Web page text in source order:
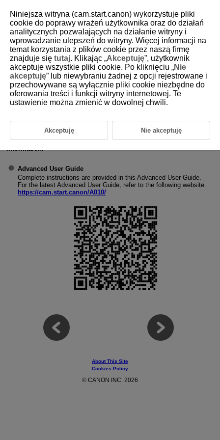
D412-003
Instruction Manuals
The included Instruction Manual provides basic product
information.
Advanced User Guide
Complete instructions are provided in this Advanced User Guide.
For the latest Advanced User Guide, refer to the following website.
https://cam.start.canon/A010/
About This Site
Cookies Policy
© CANON INC. 2026
Niniejsza witryna (cam.start.canon) wykorzystuje pliki
cookie do poprawy wrażeń użytkownika oraz do działań
analitycznych pozwalających na działanie witryny i
wprowadzanie ulepszeń do witryny. Więcej informacji na
temat korzystania z plików cookie przez naszą firmę
znajduje się tutaj. Klikając „Akceptuję”, użytkownik
akceptuje wszystkie pliki cookie. Po kliknięciu „Nie
akceptuję” lub niewybraniu żadnej z opcji rejestrowane i
przechowywane są wyłącznie pliki cookie niezbędne do
oferowania treści i funkcji witryny internetowej. Te
ustawienie można zmienić w dowolnej chwili.
Akceptuję Nie akceptuję